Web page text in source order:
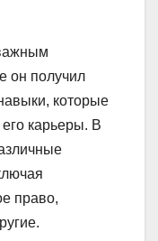
он получил
которые
карьеры. В
право,